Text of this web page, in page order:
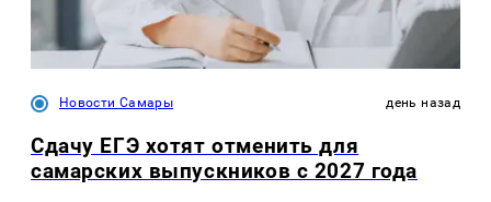
Новости Самары день назад
Сдачу ЕГЭ хотят отменить для
самарских выпускников с 2027 года